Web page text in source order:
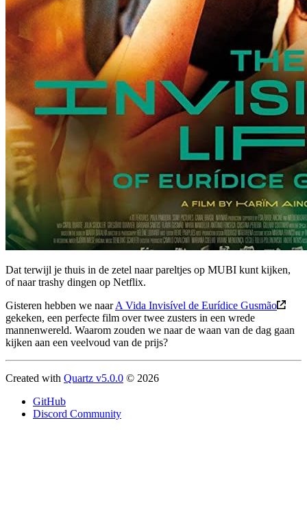
Dat terwijl je thuis in de zetel naar pareltjes op MUBI kunt kijken,
of naar trashy dingen op Netflix.
Gisteren hebben we naarA Vida Invisível de Eurídice Gusmão
gekeken, een perfecte film over twee zusters in een wrede
mannenwereld. Waarom zouden we naar de waan van de dag gaan
kijken aan een veelvoud van de prijs?
Created with Quartz v5.0.0 © 2026
GitHub
Discord Community